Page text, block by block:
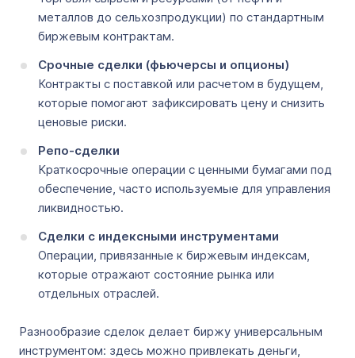
металлов до сельхозпродукции) по стандартным
биржевым контрактам.
Срочные сделки (фьючерсы и опционы)
Контракты с поставкой или расчетом в будущем,
которые помогают зафиксировать цену и снизить
ценовые риски.
Репо-сделки
Краткосрочные операции с ценными бумагами под
обеспечение, часто используемые для управления
ликвидностью.
Сделки с индексными инструментами
Операции, привязанные к биржевым индексам,
которые отражают состояние рынка или
отдельных отраслей.
Разнообразие сделок делает биржу универсальным
инструментом: здесь можно привлекать деньги,